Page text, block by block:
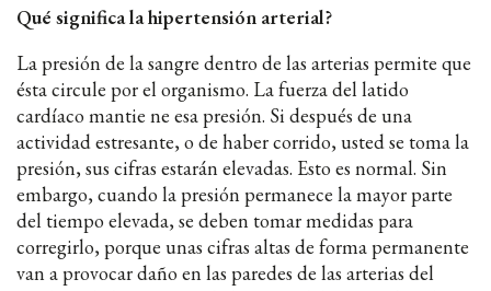
Qué significa la hipertensión arterial?
La presión de la sangre dentro de las arterias permite que
ésta circule por el organismo. La fuerza del latido
cardíaco mantie ne esa presión. Si después de una
actividad estresante, o de haber corrido, usted se toma la
presión, sus cifras estarán elevadas. Esto es normal. Sin
embargo, cuando la presión permanece la mayor parte
del tiempo elevada, se deben tomar medidas para
corregirlo, porque unas cifras altas de forma permanente
van a provocar daño en las paredes de las arterias del